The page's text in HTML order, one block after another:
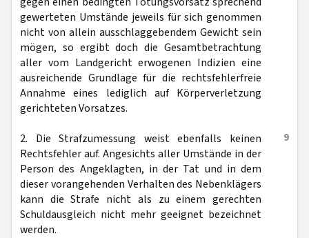
gewerteten Umstände jeweils für sich genommen
nicht von allein ausschlaggebendem Gewicht sein
mögen, so ergibt doch die Gesamtbetrachtung
aller vom Landgericht erwogenen Indizien eine
ausreichende Grundlage für die rechtsfehlerfreie
Annahme eines lediglich auf Körperverletzung
gerichteten Vorsatzes.
9
2. Die Strafzumessung weist ebenfalls keinen
Rechtsfehler auf. Angesichts aller Umstände in der
Person des Angeklagten, in der Tat und in dem
dieser vorangehenden Verhalten des Nebenklägers
kann die Strafe nicht als zu einem gerechten
Schuldausgleich nicht mehr geeignet bezeichnet
werden.